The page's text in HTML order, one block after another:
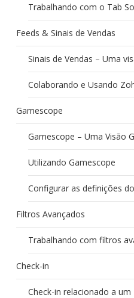
Trabalhando com o Tab
Feeds & Sinais de Vendas
Sinais de Vendas – Uma
Colaborando e Usando
Gamescope
Gamescope – Uma Visão
Utilizando Gamescope
Configurar as definições
Filtros Avançados
Trabalhando com filtros
Check-in
Check-in relacionado a um